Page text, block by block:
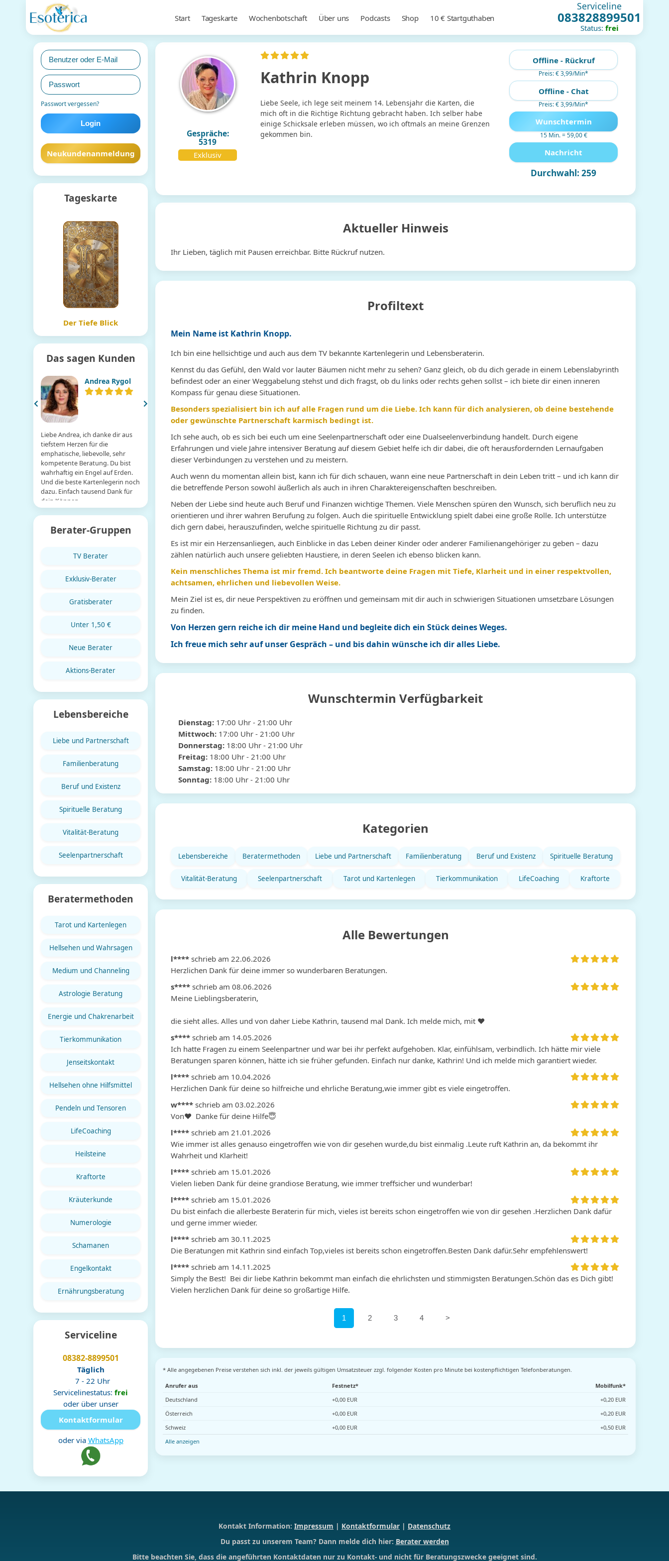
Serviceline
083828899501
Status: frei
Start Tageskarte Wochenbotschaft Über uns Podcasts Shop 10 € Startguthaben
Passwort vergessen?
Neukundenanmeldung
Tageskarte
Der Tiefe Blick
Das sagen Kunden
Andrea Rygol
Liebe Andrea, ich danke dir aus
tiefstem Herzen für die
emphatische, liebevolle, sehr
kompetente Beratung. Du bist
wahrhaftig ein Engel auf Erden.
Und die beste Kartenlegerin noch
dazu. Einfach tausend Dank für
dein Können.
Seherin
Marianna
Das Gespräch mit Marianna hat
so gut getan. Blitzschnell hat Sie
die betreffende Situation erkannt
und all meine Fragen
beantwortet. Von Herzen Danke
Malkiel
Was könnte ich sagen, mehr als
Plus. Vielen Dank, für dein Sein,
da gibt es nicht viele. Merci
Beaucoup :-))))
SeelenEngel
Danke, dass du immer für mich
da bist. Ich bin zuversichtlich,
dass sich alles fügen wird. Nur
mit der Wahrheit kommen wir
weiter.
Ursel
Liebe 💘 Ursel, ❤ herzlich Dank
für deine Unterstützung, wie
immer gut 👍 gelaunt und viel
,sodas man nach vorne sehen
Lydia Erhardt
Liebe Lydia, das hellsichtige und
herzliche Gespräch war wieder
sehr bereichend, vielen lieben
bis bald! 🌻
Berater-Gruppen
TV Berater
Exklusiv-Berater
Gratisberater
Unter 1,50 €
Neue Berater
Aktions-Berater
Lebensbereiche
Liebe und Partnerschaft
Familienberatung
Beruf und Existenz
Spirituelle Beratung
Vitalität-Beratung
Seelenpartnerschaft
Beratermethoden
Tarot und Kartenlegen
Hellsehen und Wahrsagen
Medium und Channeling
Astrologie Beratung
Energie und Chakrenarbeit
Tierkommunikation
Jenseitskontakt
Hellsehen ohne Hilfsmittel
Pendeln und Tensoren
LifeCoaching
Heilsteine
Kraftorte
Kräuterkunde
Numerologie
Schamanen
Engelkontakt
Ernährungsberatung
Serviceline
08382-8899501
Täglich
7 - 22 Uhr
Servicelinestatus: frei
oder über unser
Kontaktformular
oder via WhatsApp
Gespräche:
5319
Exklusiv
Kathrin Knopp
Liebe Seele, ich lege seit meinem 14. Lebensjahr die Karten, die
mich oft in die Richtige Richtung gebracht haben. Ich selber habe
einige Schicksale erleben müssen, wo ich oftmals an meine Grenzen
gekommen bin.
Offline - Rückruf
Preis: € 3,99/Min*
Offline - Chat
Preis: € 3,99/Min*
Wunschtermin
15 Min. = 59,00 €
Nachricht
Durchwahl: 259
Aktueller Hinweis
Ihr Lieben, täglich mit Pausen erreichbar. Bitte Rückruf nutzen.
Profiltext
Mein Name ist Kathrin Knopp.
Ich bin eine hellsichtige und auch aus dem TV bekannte Kartenlegerin und Lebensberaterin.
Kennst du das Gefühl, den Wald vor lauter Bäumen nicht mehr zu sehen? Ganz gleich, ob du dich gerade in einem Lebenslabyrinth
befindest oder an einer Weggabelung stehst und dich fragst, ob du links oder rechts gehen sollst – ich biete dir einen inneren
Kompass für genau diese Situationen.
Besonders spezialisiert bin ich auf alle Fragen rund um die Liebe. Ich kann für dich analysieren, ob deine bestehende
oder gewünschte Partnerschaft karmisch bedingt ist.
Ich sehe auch, ob es sich bei euch um eine Seelenpartnerschaft oder eine Dualseelenverbindung handelt. Durch eigene
Erfahrungen und viele Jahre intensiver Beratung auf diesem Gebiet helfe ich dir dabei, die oft herausfordernden Lernaufgaben
dieser Verbindungen zu verstehen und zu meistern.
Auch wenn du momentan allein bist, kann ich für dich schauen, wann eine neue Partnerschaft in dein Leben tritt – und ich kann dir
die betreffende Person sowohl äußerlich als auch in ihren Charaktereigenschaften beschreiben.
Neben der Liebe sind heute auch Beruf und Finanzen wichtige Themen. Viele Menschen spüren den Wunsch, sich beruflich neu zu
orientieren und ihrer wahren Berufung zu folgen. Auch die spirituelle Entwicklung spielt dabei eine große Rolle. Ich unterstütze
dich gern dabei, herauszufinden, welche spirituelle Richtung zu dir passt.
Es ist mir ein Herzensanliegen, auch Einblicke in das Leben deiner Kinder oder anderer Familienangehöriger zu geben – dazu
zählen natürlich auch unsere geliebten Haustiere, in deren Seelen ich ebenso blicken kann.
Kein menschliches Thema ist mir fremd. Ich beantworte deine Fragen mit Tiefe, Klarheit und in einer respektvollen,
achtsamen, ehrlichen und liebevollen Weise.
Mein Ziel ist es, dir neue Perspektiven zu eröffnen und gemeinsam mit dir auch in schwierigen Situationen umsetzbare Lösungen
zu finden.
Von Herzen gern reiche ich dir meine Hand und begleite dich ein Stück deines Weges.
Ich freue mich sehr auf unser Gespräch – und bis dahin wünsche ich dir alles Liebe.
Wunschtermin Verfügbarkeit
Dienstag: 17:00 Uhr - 21:00 Uhr
Mittwoch: 17:00 Uhr - 21:00 Uhr
Donnerstag: 18:00 Uhr - 21:00 Uhr
Freitag: 18:00 Uhr - 21:00 Uhr
Samstag: 18:00 Uhr - 21:00 Uhr
Sonntag: 18:00 Uhr - 21:00 Uhr
Kategorien
Lebensbereiche Beratermethoden Liebe und Partnerschaft Familienberatung Beruf und Existenz Spirituelle Beratung
Vitalität-Beratung Seelenpartnerschaft Tarot und Kartenlegen Tierkommunikation LifeCoaching Kraftorte
Alle Bewertungen
l**** schrieb am 22.06.2026
Herzlichen Dank für deine immer so wunderbaren Beratungen.
s**** schrieb am 08.06.2026
Meine Lieblingsberaterin,
die sieht alles. Alles und von daher Liebe Kathrin, tausend mal Dank. Ich melde mich, mit ♥
s**** schrieb am 14.05.2026
Ich hatte Fragen zu einem Seelenpartner und war bei ihr perfekt aufgehoben. Klar, einfühlsam, verbindlich. Ich hätte mir viele
Beratungen sparen können, hätte ich sie früher gefunden. Einfach nur danke, Kathrin! Und ich melde mich garantiert wieder.
l**** schrieb am 10.04.2026
Herzlichen Dank für deine so hilfreiche und ehrliche Beratung,wie immer gibt es viele eingetroffen.
w**** schrieb am 03.02.2026
Von❤ ️ Danke für deine Hilfe😇
l**** schrieb am 21.01.2026
Wie immer ist alles genauso eingetroffen wie von dir gesehen wurde,du bist einmalig .Leute ruft Kathrin an, da bekommt ihr
Wahrheit und Klarheit!
l**** schrieb am 15.01.2026
Vielen lieben Dank für deine grandiose Beratung, wie immer treffsicher und wunderbar!
l**** schrieb am 15.01.2026
Du bist einfach die allerbeste Beraterin für mich, vieles ist bereits schon eingetroffen wie von dir gesehen .Herzlichen Dank dafür
und gerne immer wieder.
l**** schrieb am 30.11.2025
Die Beratungen mit Kathrin sind einfach Top,vieles ist bereits schon eingetroffen.Besten Dank dafür.Sehr empfehlenswert!
l**** schrieb am 14.11.2025
Simply the Best!  Bei dir liebe Kathrin bekommt man einfach die ehrlichsten und stimmigsten Beratungen.Schön das es Dich gibt!
Vielen herzlichen Dank für deine so großartige Hilfe.
1 2 3 4 >
* Alle angegebenen Preise verstehen sich inkl. der jeweils gültigen Umsatzsteuer zzgl. folgender Kosten pro Minute bei kostenpflichtigen Telefonberatungen.
Anrufer aus Festnetz*
Mobilfunk*
Deutschland
+0,00 EUR
+0,20 EUR
Österreich
+0,00 EUR
+0,20 EUR
Schweiz
+0,00 EUR
+0,50 EUR
Alle anzeigen
Kontakt Information: Impressum | Kontaktformular | Datenschutz
Du passt zu unserem Team? Dann melde dich hier: Berater werden
Bitte beachten Sie, dass die angeführten Kontaktdaten nur zu Kontakt- und nicht für Beratungszwecke geeignet sind.